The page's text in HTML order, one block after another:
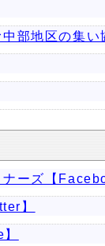
部地区の集
ーズ【
】